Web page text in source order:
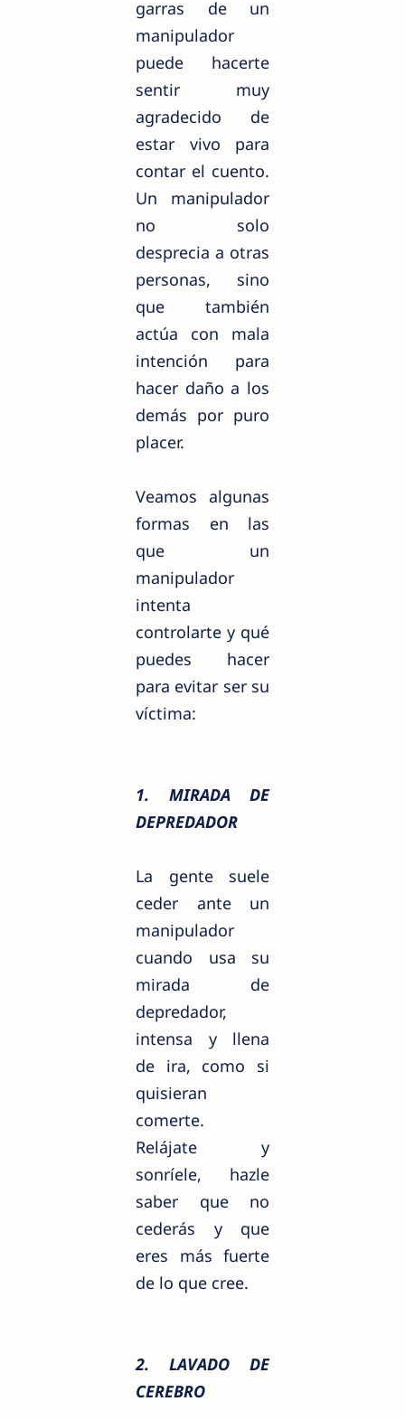
garras de un
manipulador
puede hacerte
sentir muy
agradecido de
estar vivo para
contar el cuento.
Un manipulador
no solo
desprecia a otras
personas, sino
que también
actúa con mala
intención para
hacer daño a los
demás por puro
placer.
Veamos algunas
formas en las
que un
manipulador
intenta
controlarte y qué
puedes hacer
para evitar ser su
víctima:
1. MIRADA DE
DEPREDADOR
La gente suele
ceder ante un
manipulador
cuando usa su
mirada de
depredador,
intensa y llena
de ira, como si
quisieran
comerte.
Relájate y
sonríele, hazle
saber que no
cederás y que
eres más fuerte
de lo que cree.
2. LAVADO DE
CEREBRO